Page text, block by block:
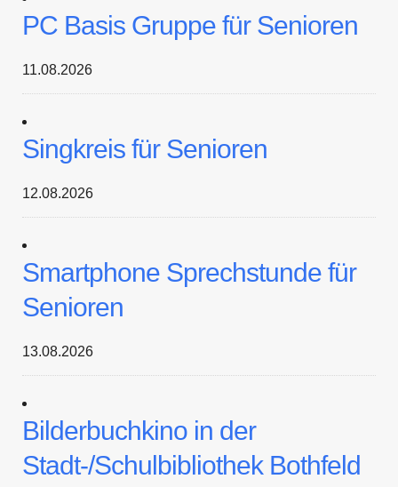
PC Basis Gruppe für Senioren
11.08.2026
Singkreis für Senioren
12.08.2026
Smartphone Sprechstunde für
Senioren
13.08.2026
Bilderbuchkino in der
Stadt-/Schulbibliothek Bothfeld